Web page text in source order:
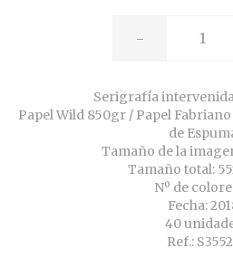
-
Serigrafía
Papel Wild 850gr / Papel
de
Tamaño de la
Tamaño total:
Nº de
Fecha:
40
Ref.: